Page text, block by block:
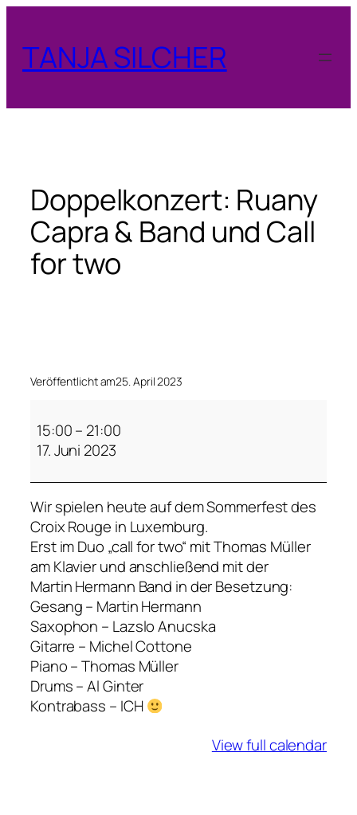
springen
TANJA SILCHER
Doppelkonzert: Ruany
Capra & Band und Call
for two
Veröffentlicht am25. April 2023
o
p
e
l
k
o
n
z
e
r
t
:
R
u
15:00– 21:00
17. Juni 2023
Wir spielen heute auf dem Sommerfest des
Croix Rouge in Luxemburg.
Erst im Duo „call for two“ mit Thomas Müller
am Klavier und anschließend mit der
Martin Hermann Band in der Besetzung:
Gesang – Martin Hermann
Saxophon – Lazslo Anucska
Gitarre – Michel Cottone
Piano – Thomas Müller
Drums – Al Ginter
Kontrabass – ICH
View full calendar